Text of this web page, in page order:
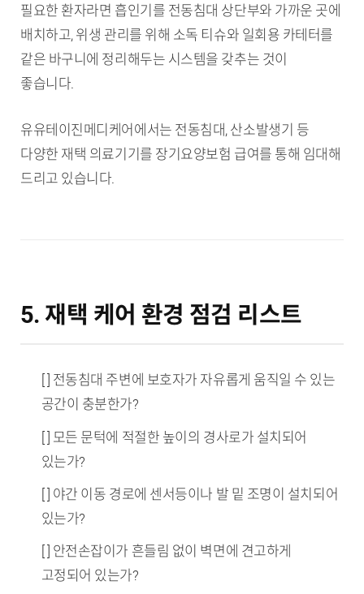
필요한 환자라면 흡인기를 전동침대 상단부와 가까운 곳에
배치하고, 위생 관리를 위해 소독 티슈와 일회용 카테터를
같은 바구니에 정리해두는 시스템을 갖추는 것이
좋습니다.
유유테이진메디케어에서는 전동침대, 산소발생기 등
다양한 재택 의료기기를 장기요양보험 급여를 통해 임대해
드리고 있습니다.
5. 재택 케어 환경 점검 리스트
[ ] 전동침대 주변에 보호자가 자유롭게 움직일 수 있는
공간이 충분한가?
[ ] 모든 문턱에 적절한 높이의 경사로가 설치되어
있는가?
[ ] 야간 이동 경로에 센서등이나 발 밑 조명이 설치되어
있는가?
[ ] 안전손잡이가 흔들림 없이 벽면에 견고하게
고정되어 있는가?